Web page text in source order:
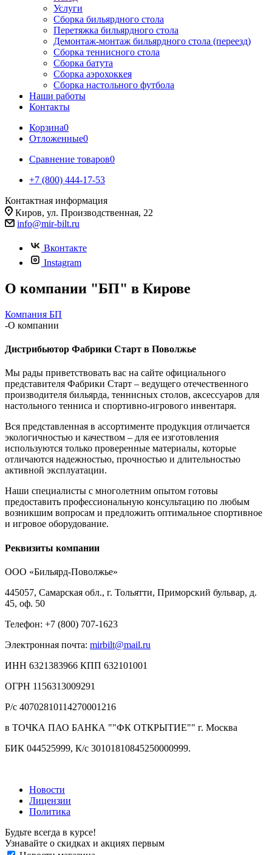
Услуги
Сборка бильярдного стола
Перетяжка бильярдного стола
Демонтаж-монтаж бильярдного стола (переезд)
Сборка теннисного стола
Сборка батута
Сборка аэрохоккея
Сборка настольного футбола
Наши работы
Контакты
Корзина0
Отложенные0
Сравнение товаров0
+7 (800) 444-17-53
Контактная информация
Киров, ул. Производственная, 22
info@mir-bilt.ru
Вконтакте
Instagram
О компании "БП" в Кирове
Компания БП
-О компании
Дистрибьютор Фабрики Старт в Поволжье
Мы рады приветствовать вас на сайте официального
представителя Фабрики Старт – ведущего отечественного
производителя бильярда, теннисных столов, аксессуаров для
настольного тенниса и спортивно-игрового инвентаря.
Вся представленная в ассортименте продукция отличается
экологичностью и качеством – для ее изготовления
используются только проверенные материалы, которые
отличаются надежностью, прочностью и длительностью
активной эксплуатации.
Наши специалисты с многолетним опытом готовы
предоставить профессиональную консультацию по любым
возникшим вопросам и предложить оптимальное спортивное
и игровое оборудование.
Реквизиты компании
ООО «Бильярд-Поволжье»
445057, Самарская обл., г. Тольятти, Приморский бульвар, д.
45, оф. 50
Телефон: +7 (800) 707-1623
Электронная почта: mirbilt@mail.ru
ИНН 6321383966 КПП 632101001
ОГРН 1156313009291
Р/с 40702810114270001216
в ТОЧКА ПАО БАНКА ""ФК ОТКРЫТИЕ"" г. Москва
БИК 044525999, К/с 30101810845250000999.
Новости
Лицензии
Политика
Будьте всегда в курсе!
Узнавайте о скидках и акциях первым